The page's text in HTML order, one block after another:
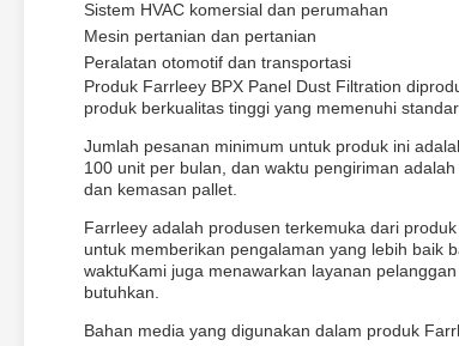
Sistem HVAC komersial dan perumahan
Mesin pertanian dan pertanian
Peralatan otomotif dan transportasi
Produk Farrleey BPX Panel Dust Filtration
produk berkualitas tinggi yang memenuhi
Jumlah pesanan minimum untuk produk ini
100 unit per bulan, dan waktu pengiriman
dan kemasan pallet.
Farrleey adalah produsen terkemuka dari
untuk memberikan pengalaman yang lebih baik
waktuKami juga menawarkan layanan
butuhkan.
Bahan media yang digunakan dalam produk